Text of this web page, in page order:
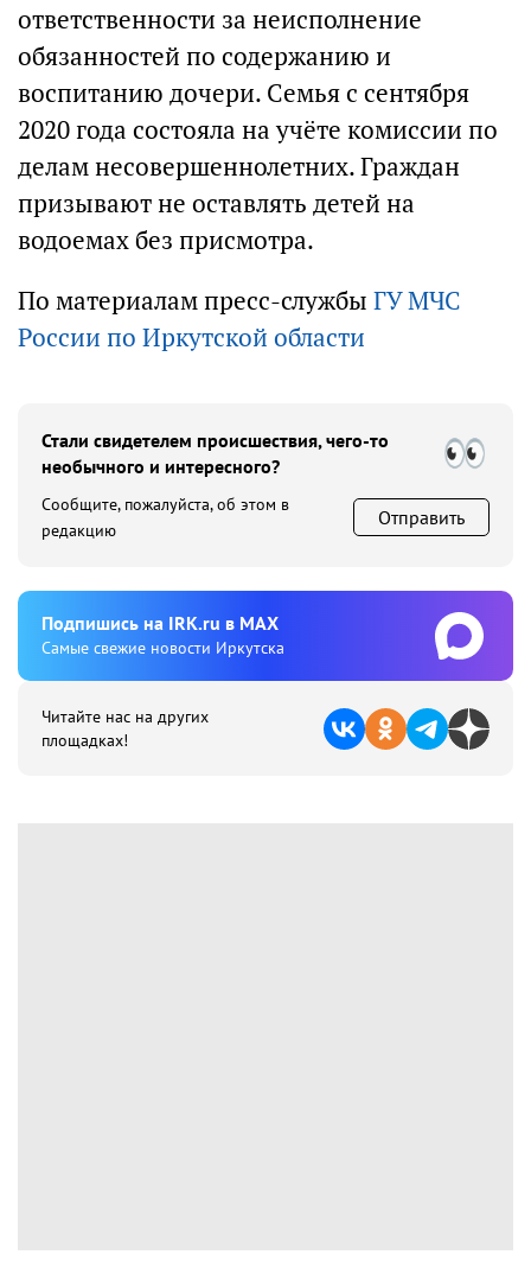
ответственности за неисполнение
обязанностей по содержанию и
воспитанию дочери. Cемья с сентября
2020 года состояла на учёте комиссии по
делам несовершеннолетних. Граждан
призывают не оставлять детей на
водоемах без присмотра.
По материалам пресс-службы ГУ МЧС
России по Иркутской области
Стали свидетелем происшествия, чего-то
необычного и интересного?
Сообщите, пожалуйста, об этом в
редакцию
Отправить
Подпишиcь на IRK.ru в MAX
Cамые свежие новости Иркутска
Читайте нас на других
площадках!